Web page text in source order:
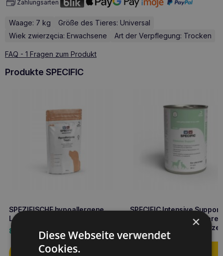
Zahlungsarten
Waage: 7 kg
Größe des Tieres: Universal
Wiek zwierzęcia: Erwachsene
Art der Verpflegung: Trocken
FAQ - 1 Fragen zum Produkt
Produkte SPECIFIC
SPEZIFISCHE hypoallergene
Leckerbissen ct-hy 0,3kg
8,50
SPECIFIC Intensive
IN-L Dose 395g
Futter für Hunde und
×
Diese Webseite verwendet
Cookies.